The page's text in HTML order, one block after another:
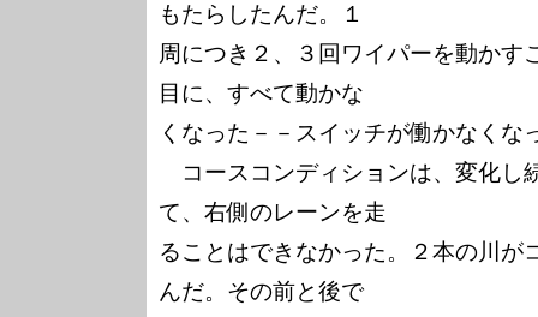
もたらしたんだ。１
周につき２、３回ワイパーを動かす
目に、すべて動かな
くなった－－スイッチが働かなくな
コースコンディションは、変化し
て、右側のレーンを走
ることはできなかった。２本の川が
んだ。その前と後で